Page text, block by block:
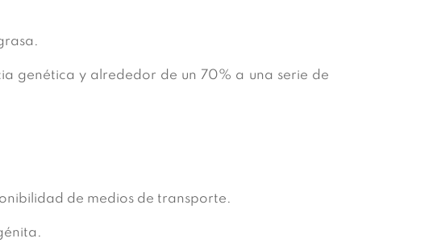
genética y alrededor de un 70% a una serie de
de medios de transporte.